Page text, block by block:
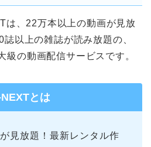
は、22万本以上の動画が見放
誌以上の雑誌が読み放題の、
級の動画配信サービスです。
とは
見放題！最新レンタル作